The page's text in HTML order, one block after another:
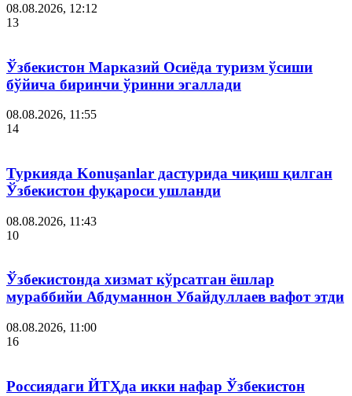
08.08.2026, 12:12
13
Ўзбекистон Марказий Осиёда туризм ўсиши
бўйича биринчи ўринни эгаллади
08.08.2026, 11:55
14
Туркияда Konuşanlar дастурида чиқиш қилган
Ўзбекистон фуқароси ушланди
08.08.2026, 11:43
10
Ўзбекистонда хизмат кўрсатган ёшлар
мураббийи Абдуманнон Убайдуллаев вафот этди
08.08.2026, 11:00
16
Россиядаги ЙТҲда икки нафар Ўзбекистон